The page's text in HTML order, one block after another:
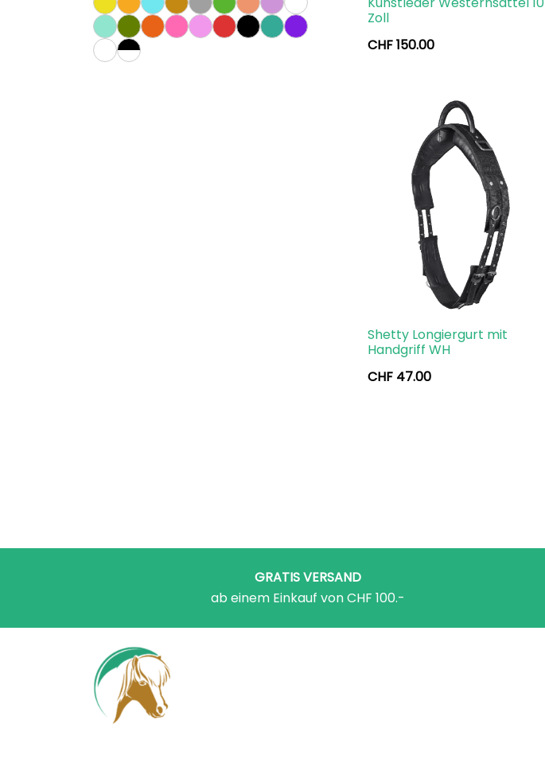
Zoll
CHF150.00
Shetty Longiergurt mit
Handgriff WH
CHF 47.00
GRATIS VERSAND
ab einem Einkauf von CHF 100.-